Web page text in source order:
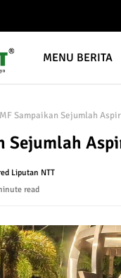
MENU BERITA
Sampaikan Sejumlah
Sejumlah
Liputan NTT
read